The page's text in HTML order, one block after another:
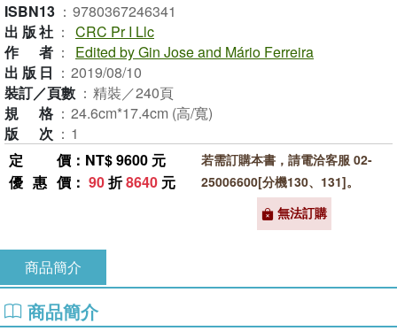
ISBN13 ： 9780367246341
出版社 ： CRC Pr I Llc
作者 ：
Edited by Gin Jose and Mário Ferreira
出版日 ： 2019/08/10
裝訂／頁數 ： 精裝／240頁
規格 ： 24.6cm*17.4cm (高/寬)
版次 ： 1
定價 ：NT$ 9600 元
優惠價 ： 90折8640 元
若需訂購本書，請電洽客服 02-
25006600[分機130、131]。
無法訂購
商品簡介
商品簡介